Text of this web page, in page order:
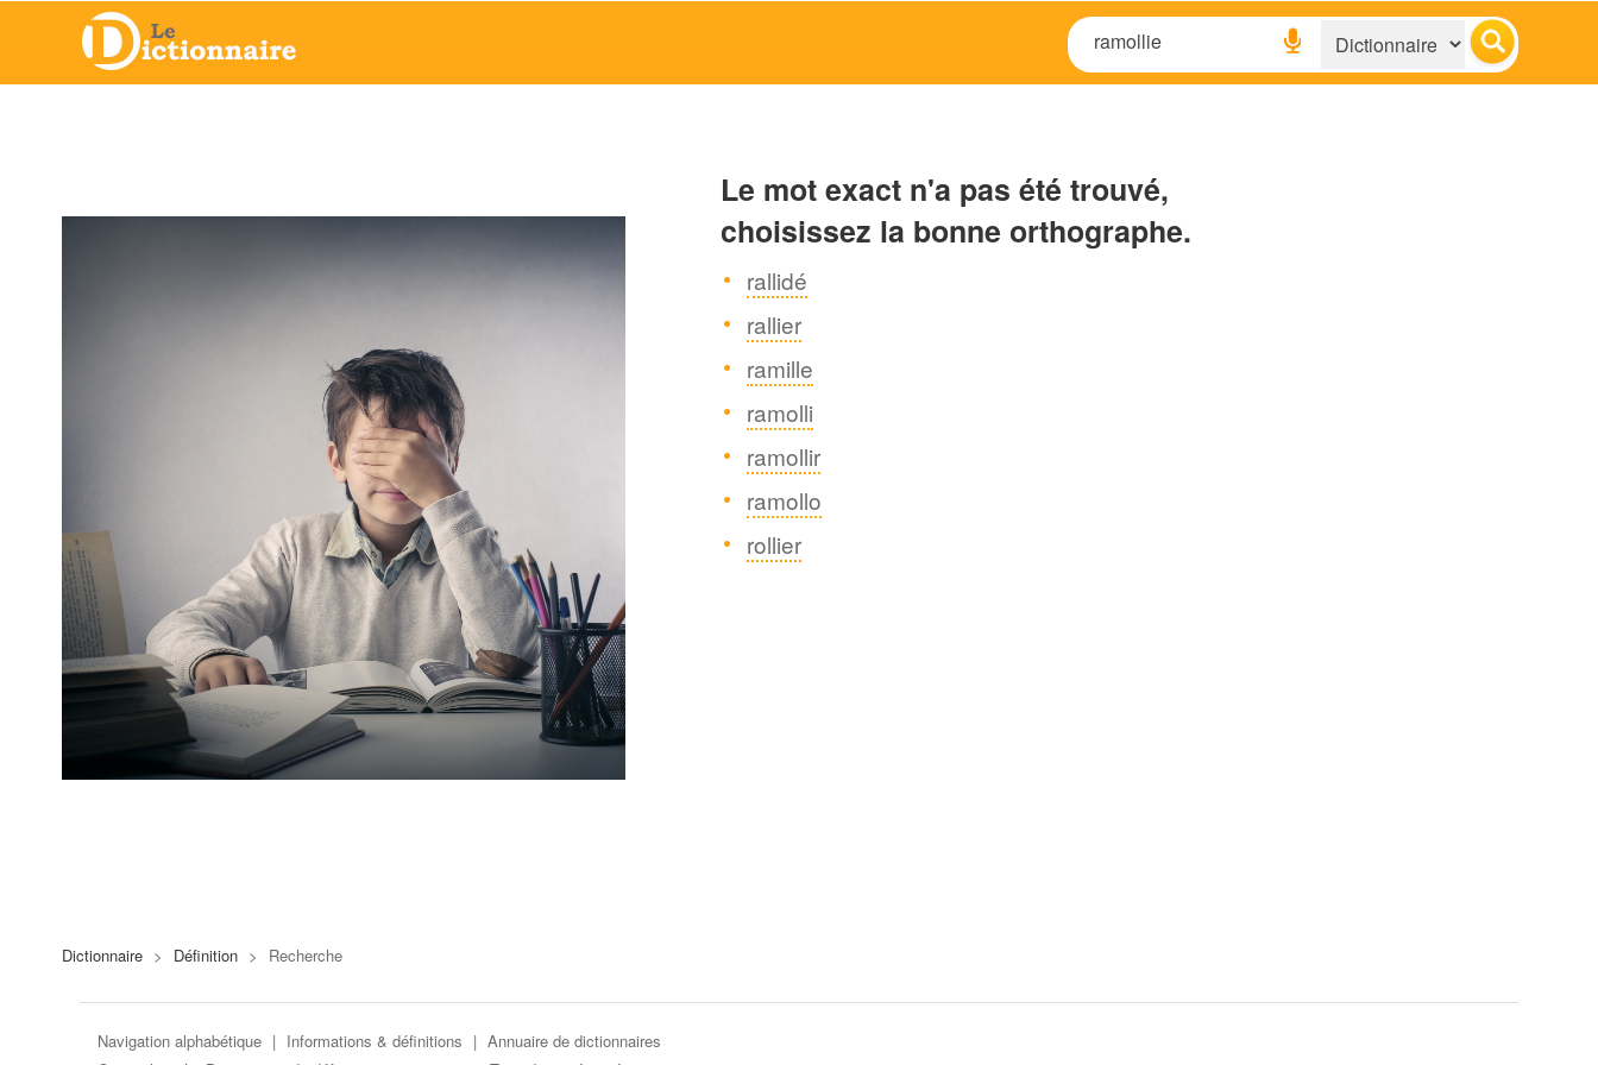
Le mot exact n'a pas été trouvé,
choisissez la bonne orthographe.
rallidé
rallier
ramille
ramolli
ramollir
ramollo
rollier
Dictionnaire > Définition > Recherche
Navigation alphabétique | Informations & définitions | Annuaire de dictionnaires